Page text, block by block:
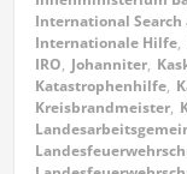
International Search
Internationale Hilfe,
IRO, Johanniter,
Katastrophenhilfe,
Kreisbrandmeister,